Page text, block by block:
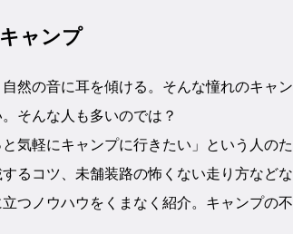
ャンプ
然の音に耳を傾ける。そんな憧れのキャン
そんな人も多いのでは？
気軽にキャンプに行きたい」という人のた
るコツ、未舗装路の怖くない走り方などな
つノウハウをくまなく紹介。キャンプの不